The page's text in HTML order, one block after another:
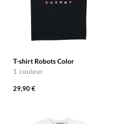
T-shirt Robots Color
1 couleur
29,90 €